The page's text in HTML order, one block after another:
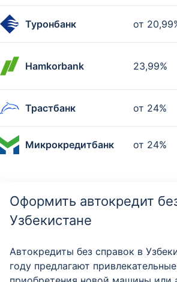
Туронбанк от
Hamkorbank 23,99%
Трастбанк от 24%
Микрокредитбанк от 24%
Оформить автокредит
Узбекистане
Автокредиты без справок в
году предлагают